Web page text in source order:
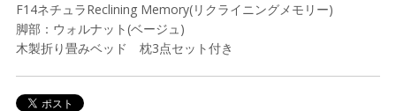
F14ネチュラReclining Memory(リクライニングメモリー)
脚部：ウォルナット(ベージュ)
木製折り畳みベッド 枕3点セット付き